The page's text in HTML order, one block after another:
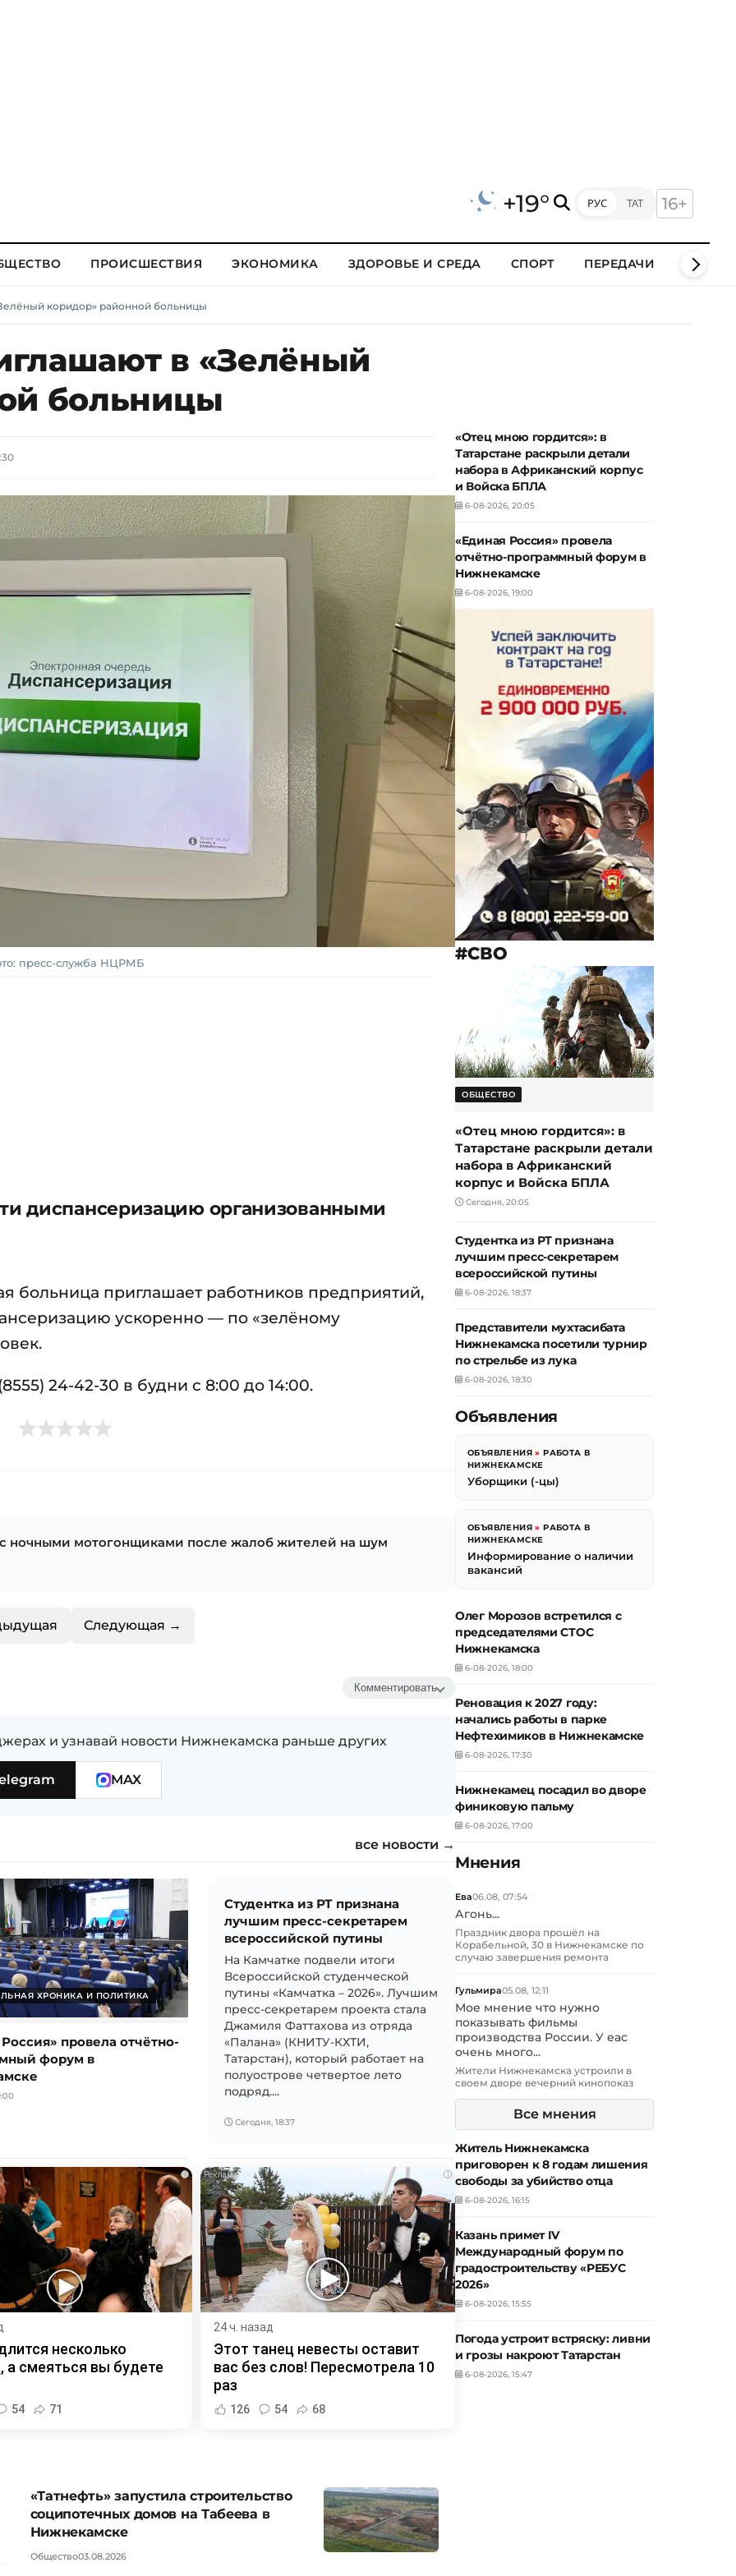
+19° РУС ТАТ 16+
ПРОИСШЕСТВИЯ ЭКОНОМИКА ЗДОРОВЬЕ И СРЕДА СПОРТ ПЕРЕДАЧИ КЛИПЫ
коридор» районной больницы
в «Зелёный
больницы
пресс-служба НЦРМБ
диспансеризацию организованными
больница приглашает работников предприятий,
ускоренно — по «зелёному
24-42-30 в будни с 8:00 до 14:00.
ночными мотогонщиками после жалоб жителей на шум
Следующая →
Комментировать
и узнавай новости Нижнекамска раньше других
MAX
все новости →
ХРОНИКА И ПОЛИТИКА
провела отчётно-
форум в
Студентка из РТ признана
лучшим пресс-секретарем
всероссийской путины
На Камчатке подвели итоги
Всероссийской студенческой
путины «Камчатка – 2026». Лучшим
пресс-секретарем проекта стала
Джамиля Фаттахова из отряда
«Палана» (КНИТУ-КХТИ,
Татарстан), который работает на
полуострове четвертое лето
подряд....
Сегодня, 18:37
i
несколько
а смеяться вы будете
54 71
i
24 ч. назад
Этот танец невесты оставит
вас без слов! Пересмотрела 10
раз
126 54 68
«Татнефть» запустила строительство
соципотечных домов на Табеева в
Нижнекамске
Общество03.08.2026
«Отец мною гордится»: в
Татарстане раскрыли детали
набора в Африканский корпус
и Войска БПЛА
6-08-2026, 20:05
«Единая Россия» провела
отчётно-программный форум в
Нижнекамске
6-08-2026, 19:00
#СВО
ОБЩЕСТВО
«Отец мною гордится»: в
Татарстане раскрыли детали
набора в Африканский
корпус и Войска БПЛА
Сегодня, 20:05
Студентка из РТ признана
лучшим пресс-секретарем
всероссийской путины
6-08-2026, 18:37
Представители мухтасибата
Нижнекамска посетили турнир
по стрельбе из лука
6-08-2026, 18:30
Объявления
ОБЪЯВЛЕНИЯ »РАБОТА В
НИЖНЕКАМСКЕ
Уборщики (-цы)
ОБЪЯВЛЕНИЯ »РАБОТА В
НИЖНЕКАМСКЕ
Информирование о наличии
вакансий
Олег Морозов встретился с
председателями СТОС
Нижнекамска
6-08-2026, 18:00
Реновация к 2027 году:
начались работы в парке
Нефтехимиков в Нижнекамске
6-08-2026, 17:30
Нижнекамец посадил во дворе
финиковую пальму
6-08-2026, 17:00
Мнения
Ева06.08, 07:54
Агонь...
Праздник двора прошёл на
Корабельной, 30 в Нижнекамске по
случаю завершения ремонта
Гульмира05.08, 12:11
Мое мнение что нужно
показывать фильмы
производства России. У еас
очень много...
Жители Нижнекамска устроили в
своем дворе вечерний кинопоказ
Все мнения
Житель Нижнекамска
приговорен к 8 годам лишения
свободы за убийство отца
6-08-2026, 16:15
Казань примет IV
Международный форум по
градостроительству «РЕБУС
2026»
6-08-2026, 15:55
Погода устроит встряску: ливни
и грозы накроют Татарстан
6-08-2026, 15:47